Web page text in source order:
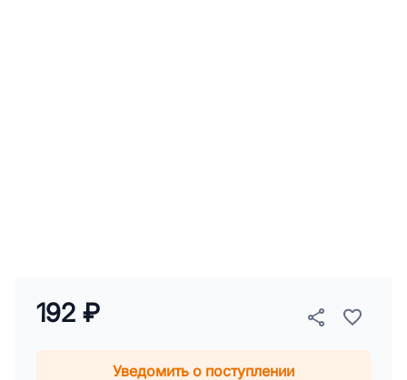
192 ₽
Уведомить о поступлении